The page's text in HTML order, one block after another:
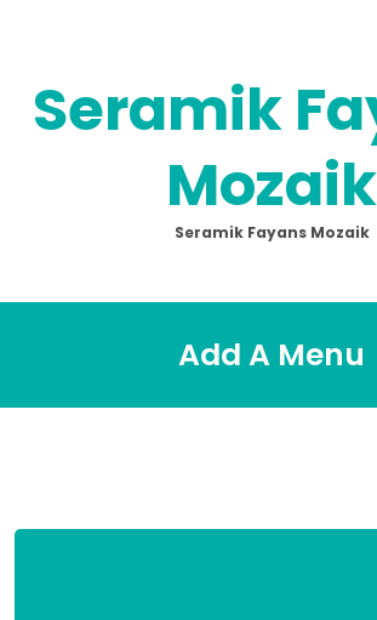
Seramik
Mozaik
Seramik Fayans Mozaik
Add A Menu